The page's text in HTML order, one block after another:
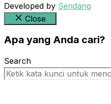
Developed by Sendang
Close
Apa yang Anda cari?
Search